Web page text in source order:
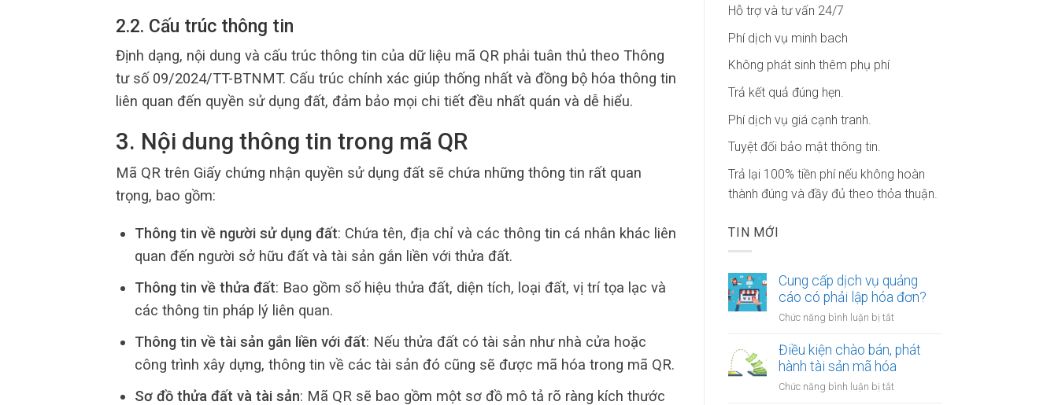
2.2. Cấu trúc thông tin
Định dạng, nội dung và cấu trúc thông tin của dữ liệu mã QR phải tuân thủ theo Thông
tư số 09/2024/TT-BTNMT. Cấu trúc chính xác giúp thống nhất và đồng bộ hóa thông tin
liên quan đến quyền sử dụng đất, đảm bảo mọi chi tiết đều nhất quán và dễ hiểu.
3. Nội dung thông tin trong mã QR
Mã QR trên Giấy chứng nhận quyền sử dụng đất sẽ chứa những thông tin rất quan
trọng, bao gồm:
Thông tin về người sử dụng đất: Chứa tên, địa chỉ và các thông tin cá nhân khác liên
quan đến người sở hữu đất và tài sản gắn liền với thửa đất.
Thông tin về thửa đất: Bao gồm số hiệu thửa đất, diện tích, loại đất, vị trí tọa lạc và
các thông tin pháp lý liên quan.
Thông tin về tài sản gắn liền với đất: Nếu thửa đất có tài sản như nhà cửa hoặc
công trình xây dựng, thông tin về các tài sản đó cũng sẽ được mã hóa trong mã QR.
Sơ đồ thửa đất và tài sản: Mã QR sẽ bao gồm một sơ đồ mô tả rõ ràng kích thước
Hỗ trợ và tư vấn 24/7
Phí dịch vụ minh bach
Không phát sinh thêm phụ phí
Trả kết quả đúng hẹn.
Phí dịch vụ giá cạnh tranh.
Tuyệt đối bảo mật thông tin.
Trả lại 100% tiền phí nếu không hoàn
thành đúng và đầy đủ theo thỏa thuận.
TIN MỚI
Cung cấp dịch vụ quảng
cáo có phải lập hóa đơn?
Chức năng bình luận bị tắt
cấp
dịch
quảng
Điều kiện chào bán, phát
hành tài sản mã hóa
Chức năng bình luận bị tắt